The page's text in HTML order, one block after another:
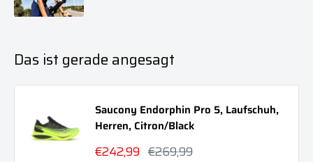
Das ist gerade angesagt
Saucony Endorphin Pro 5, Laufschuh,
Herren, Citron/Black
Sonderpreis
€242,99 Normalpreis
€269,99